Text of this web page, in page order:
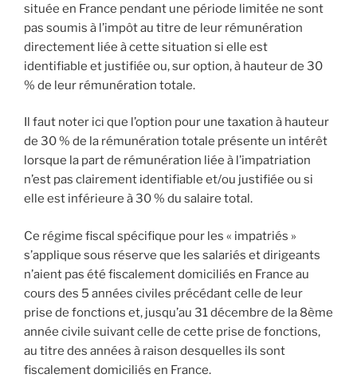
située en France pendant une période limitée ne sont
pas soumis à l’impôt au titre de leur rémunération
directement liée à cette situation si elle est
identifiable et justifiée ou, sur option, à hauteur de 30
% de leur rémunération totale.
Il faut noter ici que l’option pour une taxation à hauteur
de 30 % de la rémunération totale présente un intérêt
lorsque la part de rémunération liée à l’impatriation
n’est pas clairement identifiable et/ou justifiée ou si
elle est inférieure à 30 % du salaire total.
Ce régime fiscal spécifique pour les « impatriés »
s’applique sous réserve que les salariés et dirigeants
n’aient pas été fiscalement domiciliés en France au
cours des 5 années civiles précédant celle de leur
prise de fonctions et, jusqu’au 31 décembre de la 8ème
année civile suivant celle de cette prise de fonctions,
au titre des années à raison desquelles ils sont
fiscalement domiciliés en France.